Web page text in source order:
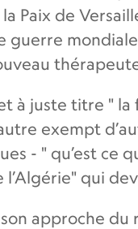
Paix de
guerre
thérapeute
à juste titre " la
exempt
- " qu’est ce
l’Algérie" qui
approche